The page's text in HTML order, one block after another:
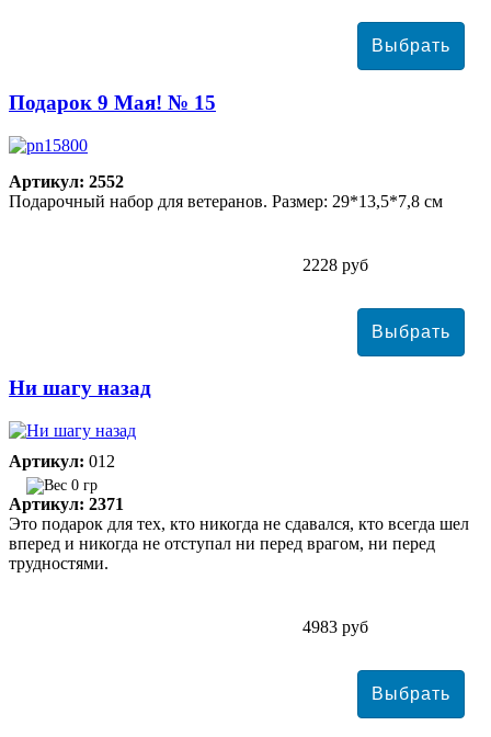
Подарок 9 Мая! № 15
Артикул: 2552
Подарочный набор для ветеранов. Размер: 29*13,5*7,8 см
2228 руб
Ни шагу назад
Артикул: 012
0 гр
Артикул: 2371
Это подарок для тех, кто никогда не сдавался, кто всегда шел
вперед и никогда не отступал ни перед врагом, ни перед
трудностями.
4983 руб